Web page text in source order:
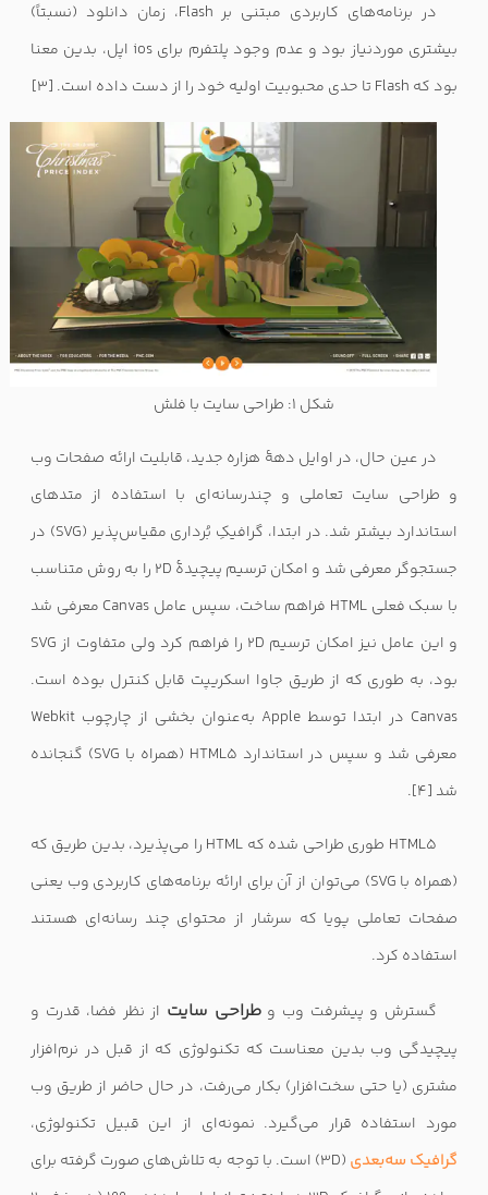
در برنامه‌های کاربردی مبتنی بر Flash، زمان دانلود (نسبتاً)
بیشتری موردنیاز بود و عدم وجود پلتفرم برای ios اپل، بدین معنا
بود که Flash تا حدی محبوبیت اولیه خود را از دست داده است. [3]
شکل 1: طراحی سایت با فلش
در عین حال، در اوایل دههٔ هزاره جدید، قابلیت ارائه صفحات وب
و طراحی سایت تعاملی و چندرسانه‌ای با استفاده از متدهای
استاندارد بیشتر شد. در ابتدا، گرافیکِ بُرداری مقیاس‌پذیر (SVG) در
جستجوگر معرفی شد و امکان ترسیم پیچیدهٔ 2D را به روش متناسب
با سبک فعلیHTML فراهم ساخت، سپس عامل Canvas معرفی شد
و این عامل نیز امکان ترسیم 2D را فراهم کرد ولی متفاوت از SVG
بود، به طوری که از طریق جاوا اسکریپت قابل کنترل بوده است.
Canvas در ابتدا توسط Apple به‌عنوان بخشی از چارچوب Webkit
معرفی شد و سپس در استاندارد HTML5 (همراه با SVG) گنجانده
شد [4]
.
HTML5 طوری طراحی شده که HTML را می‌پذیرد، بدین طریق که
(همراه با SVG) می‌توان از آن برای ارائه برنامه‌های کاربردی وب یعنی
صفحات تعاملی پویا که سرشار از محتوای چند رسانه‌ای هستند
استفاده کرد.
گسترش و پیشرفت وب وطراحی سایت از نظر فضا، قدرت و
پیچیدگی وب بدین معناست که تکنولوژی که از قبل در نرم‌افزار
مشتری (یا حتی سخت‌افزار) بکار می‌رفت، در حال حاضر از طریق وب
مورد استفاده قرار می‌گیرد. نمونه‌ای از این قبیل تکنولوژی،
گرافیک سه‌بعدی (
3D) است. با توجه به تلاش‌های صورت گرفته برای